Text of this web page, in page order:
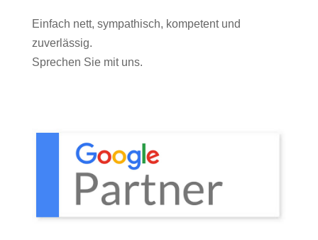
Einfach nett, sympathisch, kompetent und
zuverlässig.
Sprechen Sie mit uns.